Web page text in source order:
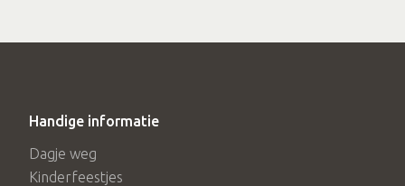
Handige informatie
Dagje weg
Kinderfeestjes